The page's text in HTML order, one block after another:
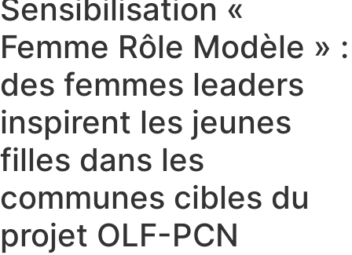
Sensibilisation «
Femme Rôle Modèle » :
des femmes leaders
inspirent les jeunes
filles dans les
communes cibles du
projet OLF-PCN